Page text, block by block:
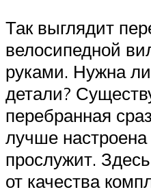
Так выглядит
велосипедной
руками. Нужна
детали?
перебранная
лучше
прослужит.
от качества